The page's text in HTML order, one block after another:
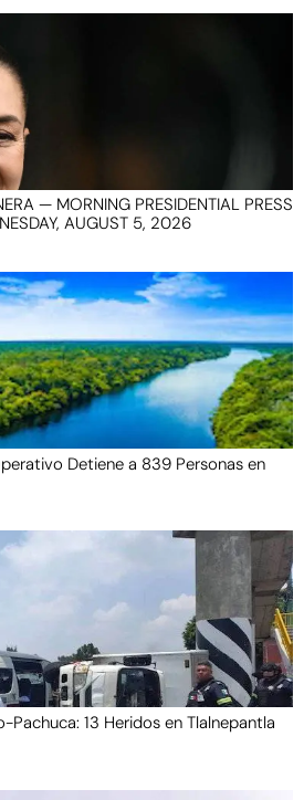
— MORNING PRESIDENTIAL PRESS
AUGUST 5, 2026
Detiene a 839 Personas en
Pachuca: 13 Heridos en Tlalnepantla